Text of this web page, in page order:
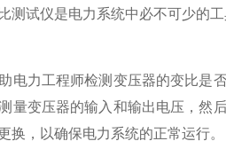
测试仪是电力系统中必不可少的
力工程师检测变压器的变比是
量变压器的输入和输出电压，然
换，以确保电力系统的正常运行。